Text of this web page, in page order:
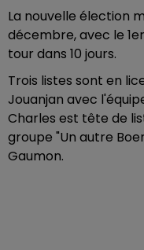
La nouvelle élection
décembre, avec le
tour dans 10 jours.
Trois listes sont en
Jouanjan avec
Charles est tête de
groupe "Un autre
Gaumon.